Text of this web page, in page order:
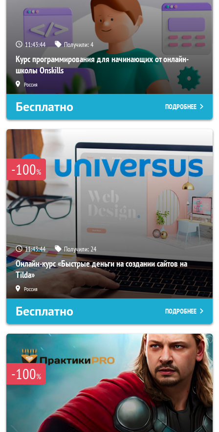
11:43:42 Получили:4
Курс программирования для начинающих от онлайн-
школы Onskills
Россия
Бесплатно ПОДРОБНЕЕ
-100%
11:43:42 Получили:24
Онлайн-курс «Быстрые деньги на создании сайтов на
Tilda»
Россия
Бесплатно ПОДРОБНЕЕ
-100%